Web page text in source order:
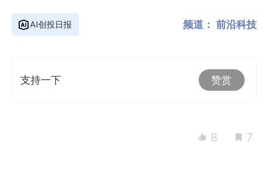
AI创投日报 频道： 前沿科技
支持一下 赞赏
8 7